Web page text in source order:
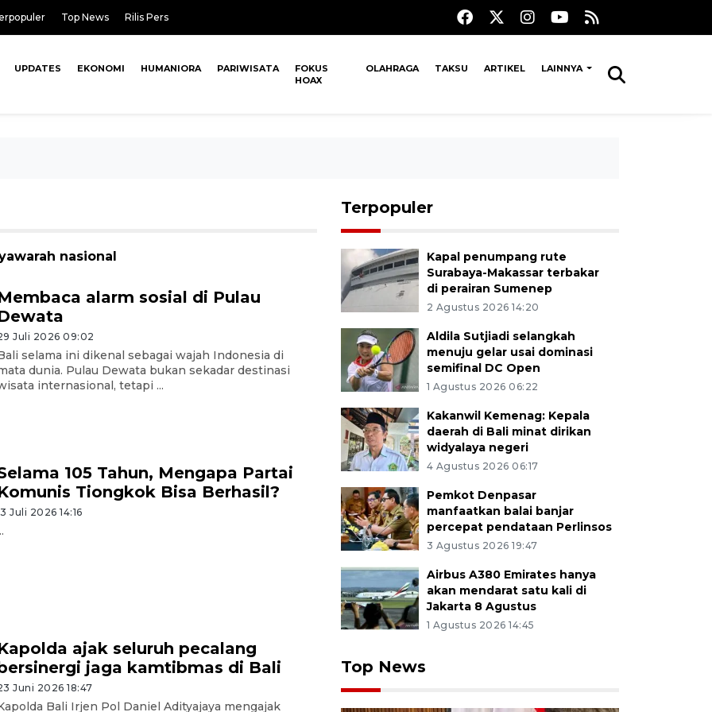
Top News Rilis Pers
UPDATES EKONOMI HUMANIORA PARIWISATA
FOKUS
HOAX
OLAHRAGA TAKSU ARTIKEL LAINNYA
nasional
alarm sosial di Pulau
Juli 2026 09:02
selama ini dikenal sebagai wajah Indonesia di
dunia. Pulau Dewata bukan sekadar destinasi
internasional, tetapi ...
105 Tahun, Mengapa Partai
Tiongkok Bisa Berhasil?
Juli 2026 14:16
ajak seluruh pecalang
jaga kamtibmas di Bali
Juni 2026 18:47
Bali Irjen Pol Daniel Adityajaya mengajak
Terpopuler
Kapal penumpang rute
Surabaya-Makassar terbakar
di perairan Sumenep
2 Agustus 2026 14:20
Aldila Sutjiadi selangkah
menuju gelar usai dominasi
semifinal DC Open
1 Agustus 2026 06:22
Kakanwil Kemenag: Kepala
daerah di Bali minat dirikan
widyalaya negeri
4 Agustus 2026 06:17
Pemkot Denpasar
manfaatkan balai banjar
percepat pendataan Perlinsos
3 Agustus 2026 19:47
Airbus A380 Emirates hanya
akan mendarat satu kali di
Jakarta 8 Agustus
1 Agustus 2026 14:45
Top News